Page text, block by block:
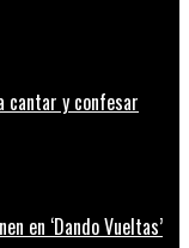
cantar y confesar
en ‘Dando Vueltas’